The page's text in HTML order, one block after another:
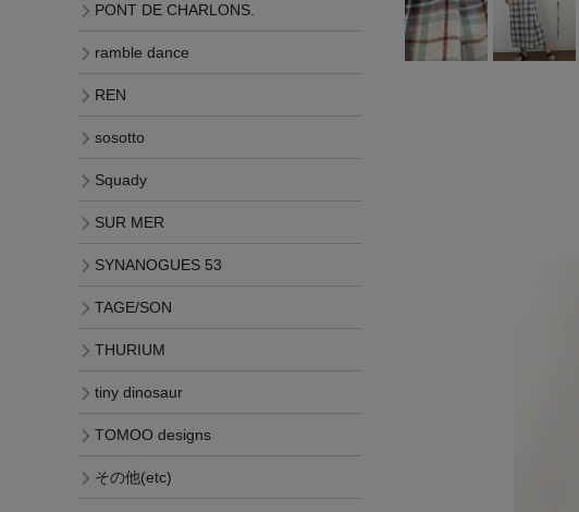
PONT DE CHARLONS.
ramble dance
REN
sosotto
Squady
SUR MER
SYNANOGUES 53
TAGE/SON
THURIUM
tiny dinosaur
TOMOO designs
その他(etc)